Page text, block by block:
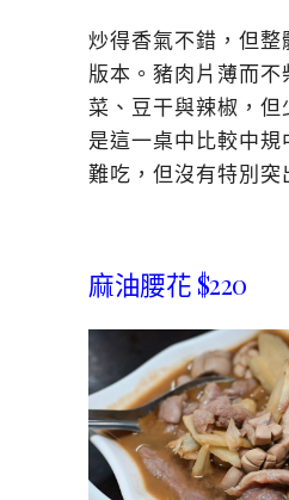
炒得香氣不錯，但整
版本。豬肉片薄而不
菜、豆干與辣椒，但
是這一桌中比較中規
難吃，但沒有特別突
麻油腰花 $220